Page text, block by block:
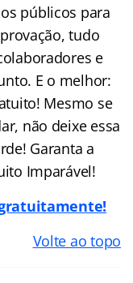
públicos para
tudo
e
E o melhor:
Mesmo se
não deixe essa
Garanta a
Imparável!
Volte ao topo